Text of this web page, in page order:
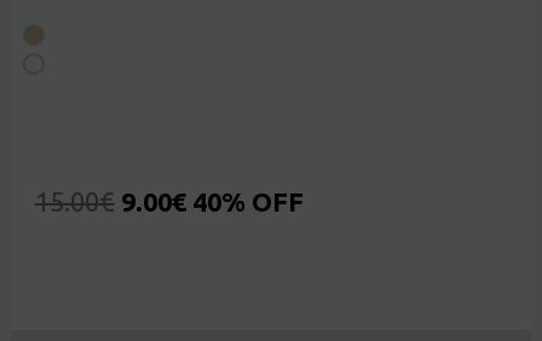
15.00€ 9.00€ 40% OFF